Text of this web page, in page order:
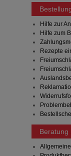
Hilfe zur
Hilfe zum
Rezepte
Beratung